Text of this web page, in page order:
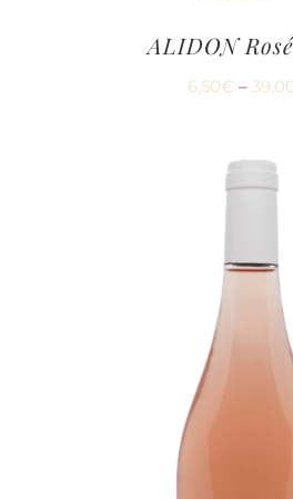
ALIDON
6,50€ –